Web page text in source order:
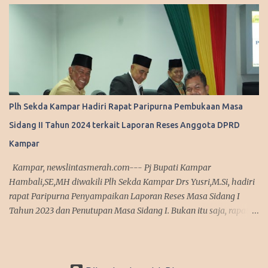
daerah lainnya se-Indonesia untuk mengikuti workshop ini pada
25 - 31 Januari 2026. Wako Agung mendapatkan undangan itu,
karena Pemerintah Kota Pekanbaru saat ini tengah gencar-
gencarnya menggaungkan progam tentang lingkungan. Sehingga
Pekanbaru terpilih, dan mendapatkan undangan langsung untuk
mengikuti workshop tersebut. "Kami mendapatkan undangan
untuk berangkat ke Jepang bersama bapak Menko, dan 5 kepala
daerah lainnya. Ini adalah tentang bagaimana pengelolaan
sampah dengan pendekatan ekonomi sekuler di Indonesia," kata
Agung, Rabu (21/1/2026). Menurut Wali Kota, selain Kota
Plh Sekda Kampar Hadiri Rapat Paripurna Pembukaan Masa
Sidang II Tahun 2024 terkait Laporan Reses Anggota DPRD
Kampar
Kampar, newslintasmerah.com--- Pj Bupati Kampar
Hambali,SE,MH diwakili Plh Sekda Kampar Drs Yusri,M.Si, hadiri
rapat Paripurna Penyampaikan Laporan Reses Masa Sidang I
Tahun 2023 dan Penutupan Masa Sidang I. Bukan itu saja, rapat